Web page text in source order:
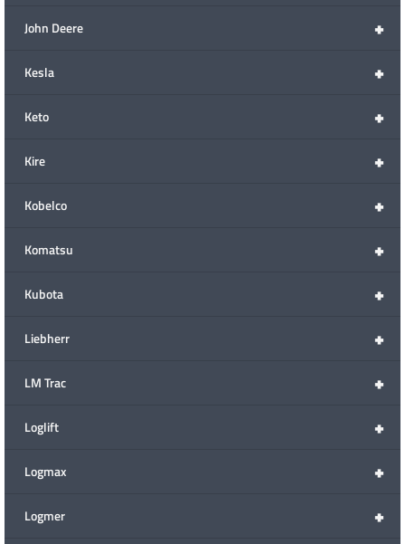
+
John Deere
+
Kesla
+
Keto
+
Kire
+
Kobelco
+
Komatsu
+
Kubota
+
Liebherr
+
LM Trac
+
Loglift
+
Logmax
+
Logmer